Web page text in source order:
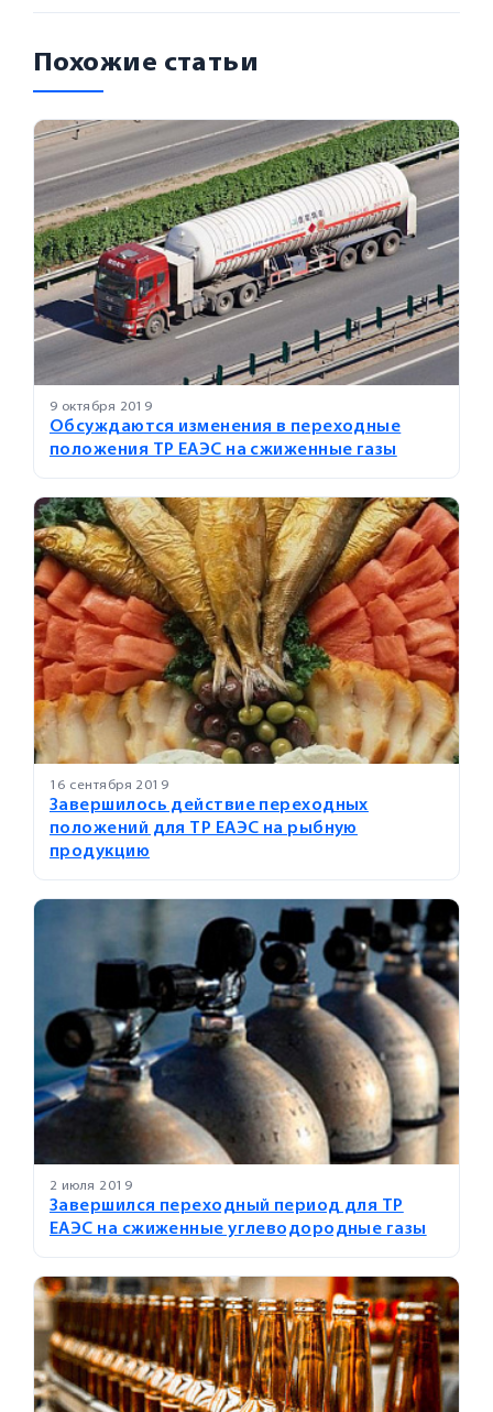
Похожие статьи
9 октября 2019
Обсуждаются изменения в переходные
положения ТР ЕАЭС на сжиженные газы
16 сентября 2019
Завершилось действие переходных
положений для ТР ЕАЭС на рыбную
продукцию
2 июля 2019
Завершился переходный период для ТР
ЕАЭС на сжиженные углеводородные газы